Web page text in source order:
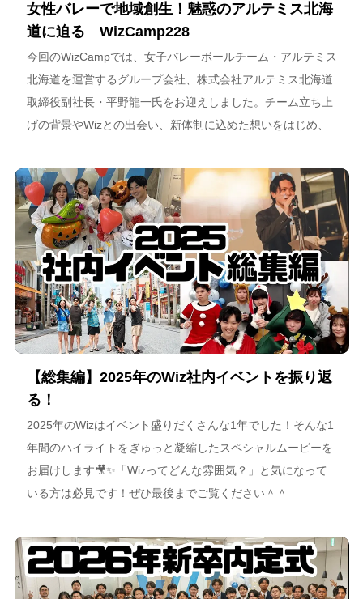
女性バレーで地域創生！魅惑のアルテミス北海
道に迫る WizCamp228
今回のWizCampでは、女子バレーボールチーム・アルテミス
北海道を運営するグループ会社、株式会社アルテミス北海道
取締役副社長・平野龍一氏をお迎えしました。チーム立ち上
げの背景やWizとの出会い、新体制に込めた想いをはじめ、
海道が描く今後のビジョンについて語っています。
【総集編】2025年のWiz社内イベントを振り返
る！
2025年のWizはイベント盛りだくさんな1年でした！そんな1
年間のハイライトをぎゅっと凝縮したスペシャルムービーを
お届けします🎥✨「Wizってどんな雰囲気？」と気になって
いる方は必見です！ぜひ最後までご覧ください＾＾